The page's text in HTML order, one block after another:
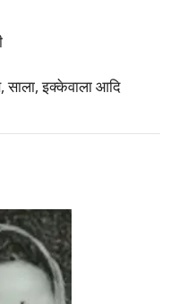
साला, इक्केवाला आदि